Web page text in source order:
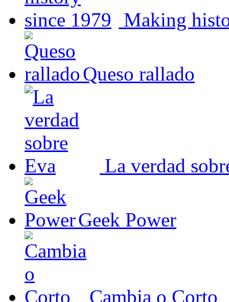
Making
Queso rallado
La verdad
Geek Power
Cambia o Corto